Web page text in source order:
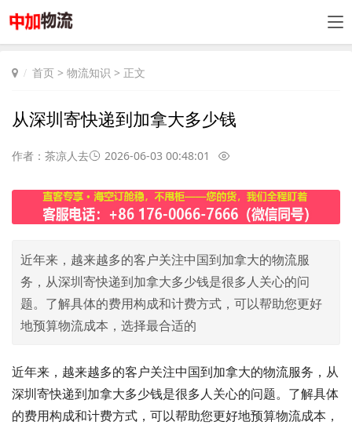
首页 > 物流知识 > 正文
从深圳寄快递到加拿大多少钱
作者：茶凉人去 2026-06-03 00:48:01
近年来，越来越多的客户关注中国到加拿大的物流服
务，从深圳寄快递到加拿大多少钱是很多人关心的问
题。了解具体的费用构成和计费方式，可以帮助您更好
地预算物流成本，选择最合适的
近年来，越来越多的客户关注中国到加拿大的物流服务，从
深圳寄快递到加拿大多少钱是很多人关心的问题。了解具体
的费用构成和计费方式，可以帮助您更好地预算物流成本，